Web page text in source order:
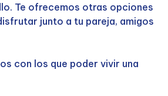
Te ofrecemos otras opciones
junto a tu pareja, amigos
con los que poder vivir una